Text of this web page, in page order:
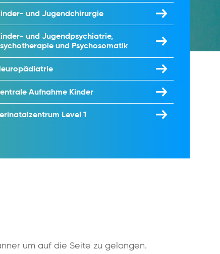
und Jugendchirurgie
und Jugendpsychiatrie,
und Psychosomatik
Aufnahme Kinder
Level 1
um auf die Seite zu gelangen.